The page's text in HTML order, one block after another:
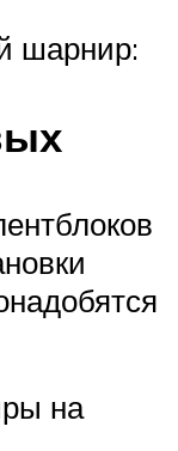
шарнир:
на